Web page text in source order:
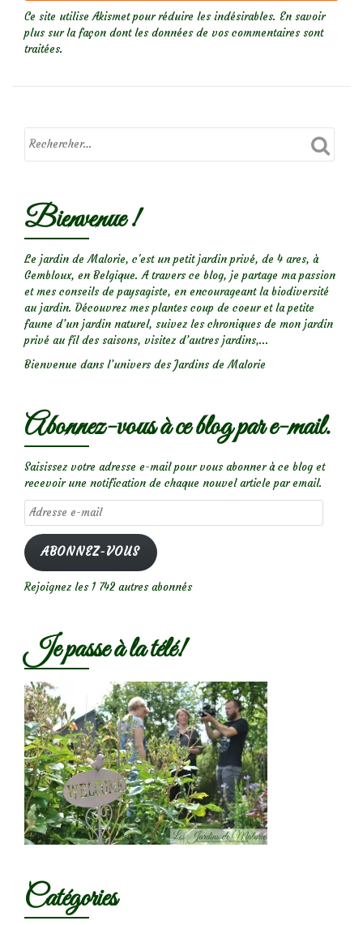
Ce site utilise Akismet pour réduire les indésirables. En savoir
plus sur la façon dont les données de vos commentaires sont
traitées.
Bienvenue !
Le jardin de Malorie, c'est un petit jardin privé, de 4 ares, à
Gembloux, en Belgique. A travers ce blog, je partage ma passion
et mes conseils de paysagiste, en encourageant la biodiversité
au jardin. Découvrez mes plantes coup de coeur et la petite
faune d’un jardin naturel, suivez les chroniques de mon jardin
privé au fil des saisons, visitez d’autres jardins,...
Bienvenue dans l’univers des Jardins de Malorie
Abonnez-vous à ce blog par e-mail.
Saisissez votre adresse e-mail pour vous abonner à ce blog et
recevoir une notification de chaque nouvel article par email.
Adresse
e-
mail
ABONNEZ-VOUS
Rejoignez les 1 742 autres abonnés
Je passe à la télé!
Catégories